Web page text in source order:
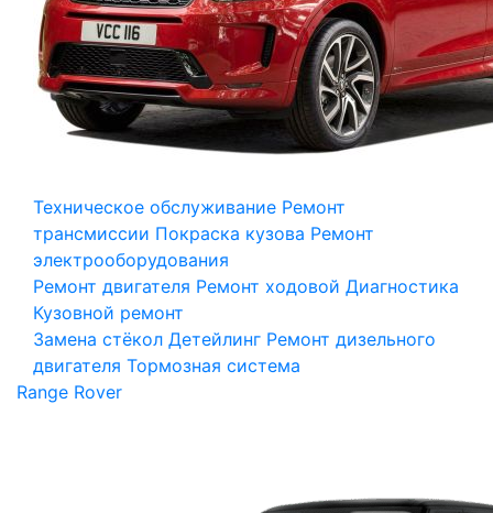
Техническое обслуживание Ремонт
трансмиссии Покраска кузова Ремонт
электрооборудования
Ремонт двигателя Ремонт ходовой Диагностика
Кузовной ремонт
Замена стёкол Детейлинг Ремонт дизельного
двигателя Тормозная система
Range Rover